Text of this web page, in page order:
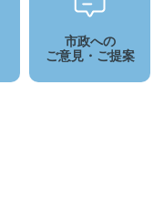
市政への
ご意見・ご提案